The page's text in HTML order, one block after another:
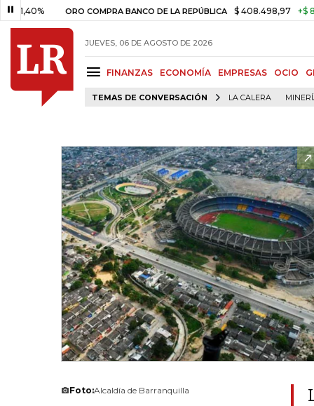
ORO COMPRA BANCO DE LA REPÚBLICA $ 408.498,97 +$ 8.753,81
JUEVES, 06 DE AGOSTO DE 2026
FINANZAS ECONOMÍA EMPRESAS OCIO
TEMAS DE CONVERSACIÓN LA CALERA
Foto:Alcaldía de Barranquilla